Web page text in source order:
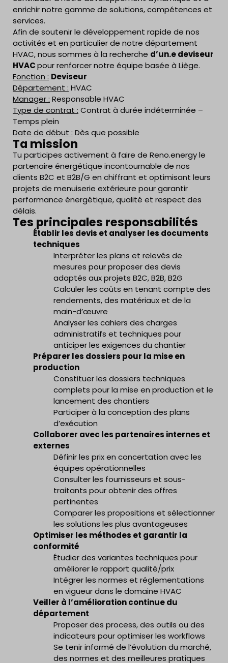
enrichir notre gamme de solutions, compétences et
services.
Afin de soutenir le développement rapide de nos
activités et en particulier de notre département
HVAC, nous sommes à la recherche d’un.e deviseur
HVACpour renforcer notre équipe basée à Liège.
Fonction : Deviseur
Département : HVAC
Manager : Responsable HVAC
Type de contrat : Contrat à durée indéterminée –
Temps plein
Date de début : Dès que possible
Ta mission
Tu participes activement à faire de Reno.energy le
partenaire énergétique incontournable de nos
clients B2C et B2B/G en chiffrant et optimisant leurs
projets de menuiserie extérieure pour garantir
performance énergétique, qualité et respect des
délais.
Tes principales responsabilités
Établir les devis et analyser les documents
techniques
Interpréter les plans et relevés de
mesures pour proposer des devis
adaptés aux projets B2C, B2B, B2G
Calculer les coûts en tenant compte des
rendements, des matériaux et de la
main-d’œuvre
Analyser les cahiers des charges
administratifs et techniques pour
anticiper les exigences du chantier
Préparer les dossiers pour la mise en
production
Constituer les dossiers techniques
complets pour la mise en production et le
lancement des chantiers
Participer à la conception des plans
d’exécution
Collaborer avec les partenaires internes et
externes
Définir les prix en concertation avec les
équipes opérationnelles
Consulter les fournisseurs et sous-
traitants pour obtenir des offres
pertinentes
Comparer les propositions et sélectionner
les solutions les plus avantageuses
Optimiser les méthodes et garantir la
conformité
Étudier des variantes techniques pour
améliorer le rapport qualité/prix
Intégrer les normes et réglementations
en vigueur dans le domaine HVAC
Veiller à l’amélioration continue du
département
Proposer des process, des outils ou des
indicateurs pour optimiser les workflows
Se tenir informé de l’évolution du marché,
des normes et des meilleures pratiques